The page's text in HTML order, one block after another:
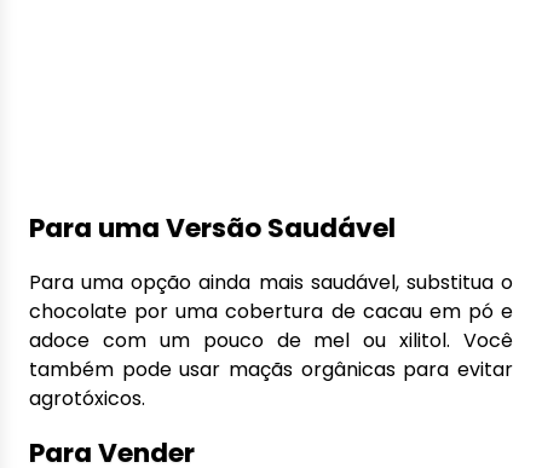
Para uma Versão Saudável
Para uma opção ainda mais saudável, substitua o
chocolate por uma cobertura de cacau em pó e
adoce com um pouco de mel ou xilitol. Você
também pode usar maçãs orgânicas para evitar
agrotóxicos.
Para Vender